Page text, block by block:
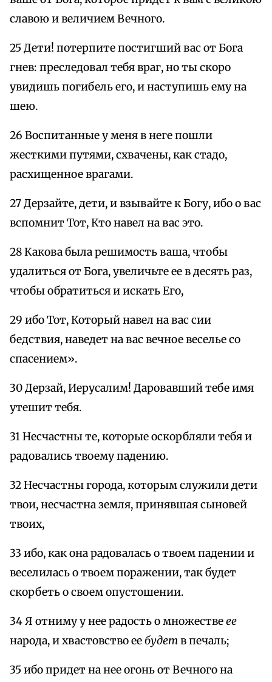
славою и величием Вечного.
25 Дети! потерпите постигший вас от Бога
гнев: преследовал тебя враг, но ты скоро
увидишь погибель его, и наступишь ему на
шею.
26 Воспитанные у меня в неге пошли
жесткими путями, схвачены, как стадо,
расхищенное врагами.
27 Дерзайте, дети, и взывайте к Богу, ибо о вас
вспомнит Тот, Кто навел на вас это.
28 Какова была решимость ваша, чтобы
удалиться от Бога, увеличьте ее в десять раз,
чтобы обратиться и искать Его,
29 ибо Тот, Который навел на вас сии
бедствия, наведет на вас вечное веселье со
спасением».
30 Дерзай, Иерусалим! Даровавший тебе имя
утешит тебя.
31 Несчастны те, которые оскорбляли тебя и
радовались твоему падению.
32 Несчастны города, которым служили дети
твои, несчастна земля, принявшая сыновей
твоих,
33 ибо, как она радовалась о твоем падении и
веселилась о твоем поражении, так будет
скорбеть о своем опустошении.
34 Я отниму у нее радость о множествеее
народа, и хвастовство еебудетв печаль;
35 ибо придет на нее огонь от Вечного на